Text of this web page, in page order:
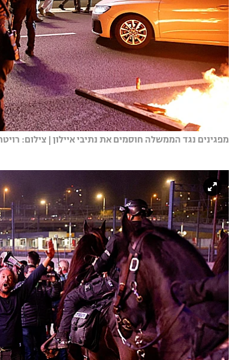
מפגינים נגד הממשלה חוסמים את נתיבי איילון | צילום: